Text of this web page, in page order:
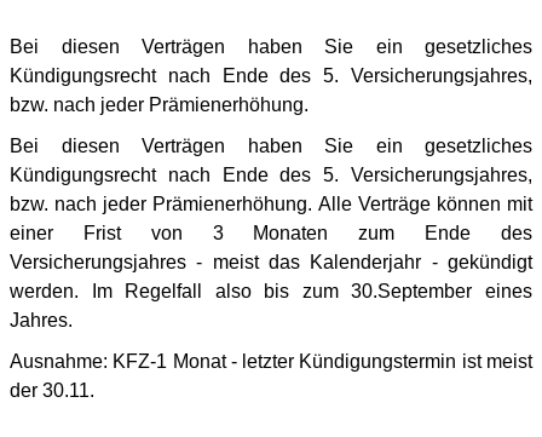
Bei diesen Verträgen haben Sie ein gesetzliches
Kündigungsrecht nach Ende des 5. Versicherungsjahres,
bzw. nach jeder Prämienerhöhung.
Bei diesen Verträgen haben Sie ein gesetzliches
Kündigungsrecht nach Ende des 5. Versicherungsjahres,
bzw. nach jeder Prämienerhöhung. Alle Verträge können mit
einer Frist von 3 Monaten zum Ende des
Versicherungsjahres - meist das Kalenderjahr - gekündigt
werden. Im Regelfall also bis zum 30.September eines
Jahres.
Ausnahme: KFZ-1 Monat - letzter Kündigungstermin ist meist
der 30.11.